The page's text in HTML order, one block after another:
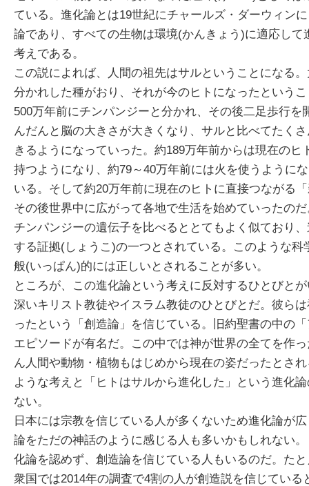
ている。進化論とは19世紀にチャールズ・ダーウィン
論であり、すべての生物は環境(かんきょう)に適応して
考えである。
この説によれば、人間の祖先はサルということになる
分かれした種がおり、それが今のヒトになったという
500万年前にチンパンジーと分かれ、その後二足歩行を
んだんと脳の大きさが大きくなり、サルと比べてたく
きるようになっていった。約189万年前からは現在のヒ
持つようになり、約79～40万年前には火を使うように
いる。そして約20万年前に現在のヒトに直接つながる
その後世界中に広がって各地で生活を始めていったの
チンパンジーの遺伝子を比べるととてもよく似ており
する証拠(しょうこ)の一つとされている。このような科
般(いっぱん)的には正しいとされることが多い。
ところが、この進化論という考えに反対するひとびと
深いキリスト教徒やイスラム教徒のひとびとだ。彼ら
ったという「創造論」を信じている。旧約聖書の中の
エピソードが有名だ。この中では神が世界の全てを作
ん人間や動物・植物もはじめから現在の姿だったとさ
ような考えと「ヒトはサルから進化した」という進化
ない。
日本には宗教を信じている人が多くないため進化論が
論をただの神話のように感じる人も多いかもしれない
化論を認めず、創造論を信じている人もいるのだ。た
衆国では2014年の調査で4割の人が創造説を信じている